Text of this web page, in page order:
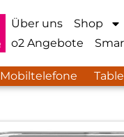
Über uns Shop
o2 Angebote
Mobiltelefone